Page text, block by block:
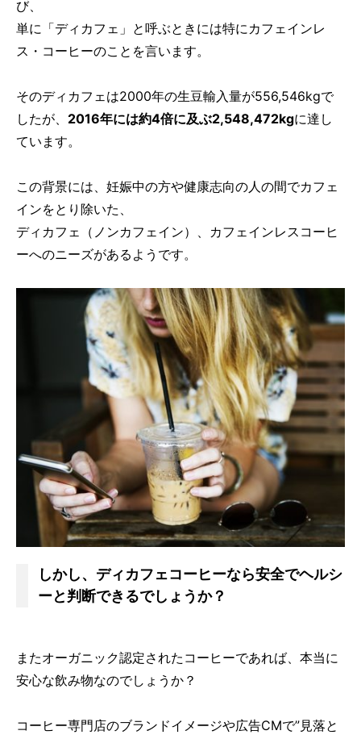
び、
単に「ディカフェ」と呼ぶときには特にカフェインレ
ス・コーヒーのことを言います。
そのディカフェは2000年の生豆輸入量が556,546kgで
したが、 2016年には約4倍に及ぶ2,548,472kgに達し
ています。
この背景には、妊娠中の方や健康志向の人の間でカフェ
インをとり除いた、
ディカフェ（ノンカフェイン）、カフェインレスコーヒ
ーへのニーズがあるようです。
しかし、ディカフェコーヒーなら安全でヘルシ
ーと判断できるでしょうか？
またオーガニック認定されたコーヒーであれば、本当に
安心な飲み物なのでしょうか？
コーヒー専門店のブランドイメージや広告CMで”見落と